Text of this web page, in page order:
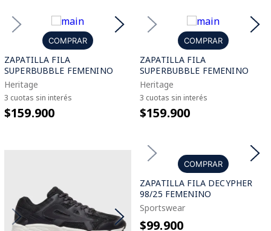
COMPRAR
ZAPATILLA FILA
SUPERBUBBLE FEMENINO
Heritage
3 cuotas sin interés
$159.900
COMPRAR
ZAPATILLA FILA
SUPERBUBBLE FEMENINO
Heritage
3 cuotas sin interés
$159.900
COMPRAR
ZAPATILLA FILA DECYPHER
98/25 FEMENINO
Sportswear
$99.900